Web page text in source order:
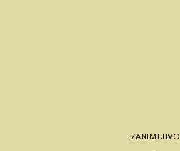
ZANIMLJIVO